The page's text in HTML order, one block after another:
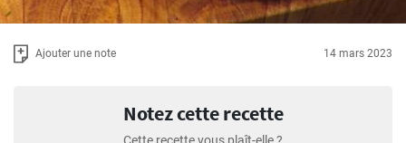
Ajouter une note 14 mars 2023
Notez cette recette